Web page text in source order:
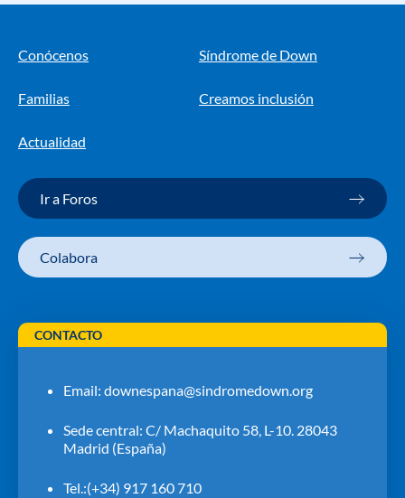
Conócenos Síndrome de Down
Familias Creamos inclusión
Actualidad
Ir a Foros
Colabora
CONTACTO
Email: downespana@sindromedown.org
Sede central: C/ Machaquito 58, L-10. 28043
Madrid (España)
Tel.:(+34) 917 160 710